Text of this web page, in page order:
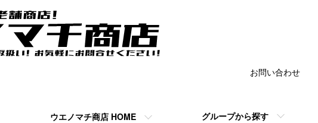
ウエノマチ商店 HOME グループから探す
お問い合わせ